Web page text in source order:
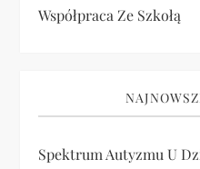
Współpraca Ze Szkołą
Spektrum Autyzmu U